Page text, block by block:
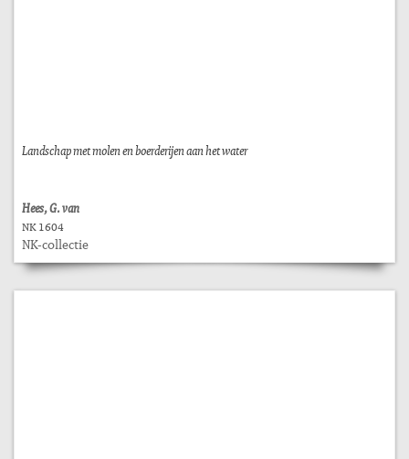
Landschap met molen en boerderijen aan het water
Hees, G. van
NK 1604
NK-collectie